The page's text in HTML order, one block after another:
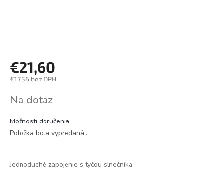
€21,60
€17,56 bez DPH
cena:
Na dotaz
Možnosti doručenia
Položka bola vypredaná…
Jednoduché zapojenie s tyčou slnečníka.